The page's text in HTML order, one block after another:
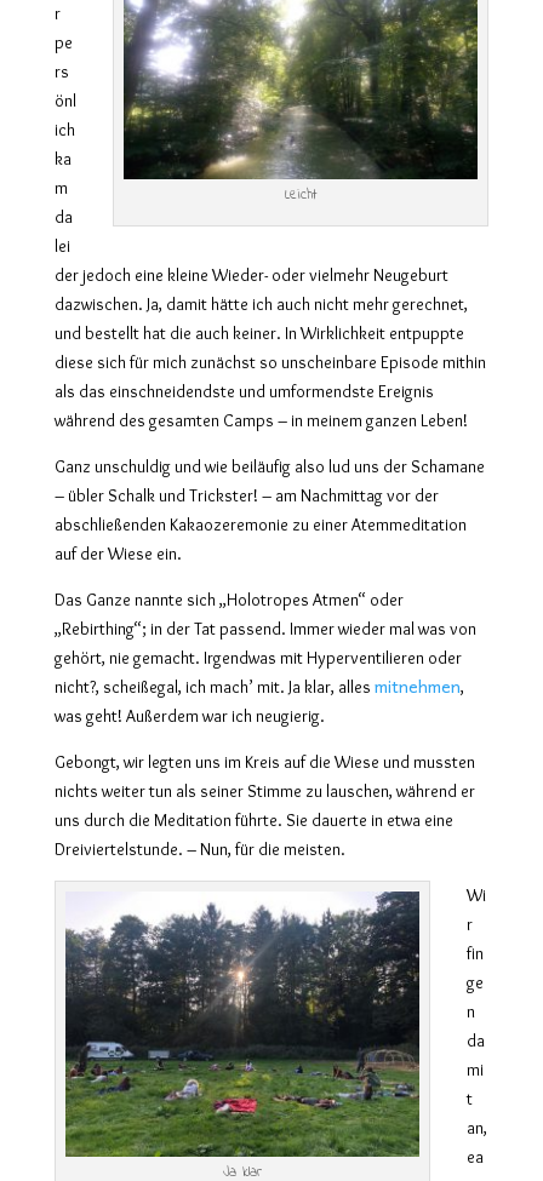
Leicht
r
pe
rs
önl
ich
ka
m
da
lei
der jedoch eine kleine Wieder- oder vielmehr Neugeburt
dazwischen. Ja, damit hätte ich auch nicht mehr gerechnet,
und bestellt hat die auch keiner. In Wirklichkeit entpuppte
diese sich für mich zunächst so unscheinbare Episode mithin
als das einschneidendste und umformendste Ereignis
während des gesamten Camps – in meinem ganzen Leben!
Ganz unschuldig und wie beiläufig also lud uns der Schamane
– übler Schalk und Trickster! – am Nachmittag vor der
abschließenden Kakaozeremonie zu einer Atemmeditation
auf der Wiese ein.
Das Ganze nannte sich „Holotropes Atmen“ oder
„Rebirthing“; in der Tat passend. Immer wieder mal was von
gehört, nie gemacht. Irgendwas mit Hyperventilieren oder
nicht?, scheißegal, ich mach’ mit. Ja klar, alles mitnehmen,
was geht! Außerdem war ich neugierig.
Gebongt, wir legten uns im Kreis auf die Wiese und mussten
nichts weiter tun als seiner Stimme zu lauschen, während er
uns durch die Meditation führte. Sie dauerte in etwa eine
Dreiviertelstunde. – Nun, für die meisten.
Ja klar
Wi
r
fin
ge
n
da
mi
t
an,
ea